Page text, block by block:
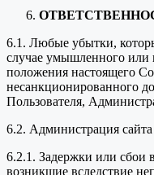
6.1. Любые убытки,
случае умышленного или
положения настоящего
несанкционированного
Пользователя,
6.2. Администрация сайта
6.2.1. Задержки или сбои
возникшие вследствие